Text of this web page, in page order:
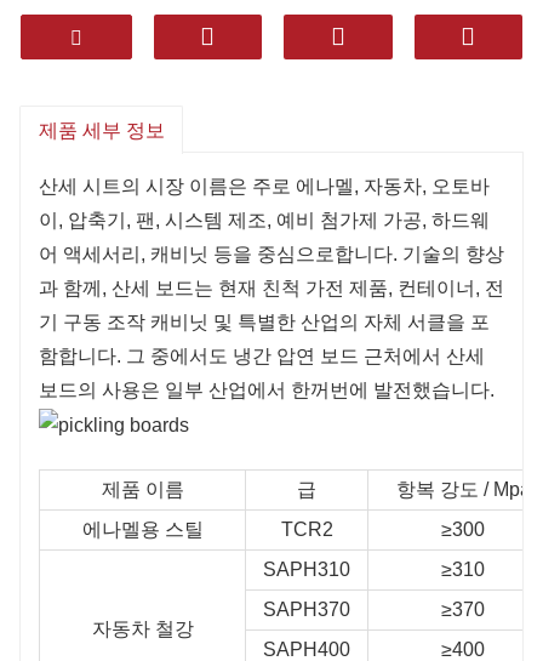
다. 그 중 냉간 압연 보드 대신 산세 보드의
사용은 일부 산업에서 급속히 발전했습니
제품 세부 정보
산세 시트의 시장 이름은 주로 에나멜, 자동차, 오토바
이, 압축기, 팬, 시스템 제조, 예비 첨가제 가공, 하드웨
어 액세서리, 캐비닛 등을 중심으로합니다. 기술의 향상
과 함께, 산세 보드는 현재 친척 가전 제품, 컨테이너, 전
기 구동 조작 캐비닛 및 특별한 산업의 자체 서클을 포
함합니다. 그 중에서도 냉간 압연 보드 근처에서 산세
보드의 사용은 일부 산업에서 한꺼번에 발전했습니다.
제품 이름 급
항복 강도 / Mpa
에나멜용 스틸
TCR2 ≥300
자동차 철강
SAPH310
≥310
SAPH370
≥370
SAPH400
≥400